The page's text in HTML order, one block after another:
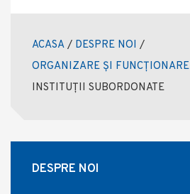
ACASA / DESPRE NOI /
ORGANIZARE ȘI FUNCȚIONARE
INSTITUȚII SUBORDONATE
DESPRE NOI